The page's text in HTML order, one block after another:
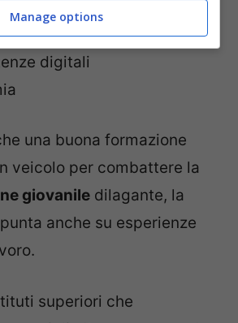
lingue
digitali
una buona formazione
veicolo per combattere la
giovanile dilagante, la
anche su esperienze
superiori che
Manage options